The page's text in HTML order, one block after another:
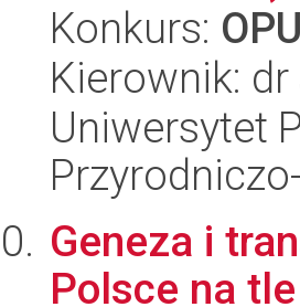
Konkurs:
Kierownik:
Uniwersytet
Geneza i
Polsce na